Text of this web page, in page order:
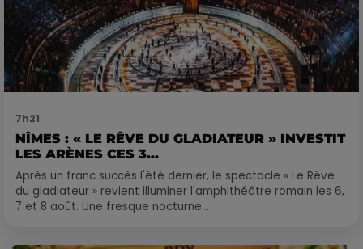
7h21
NÎMES : « LE RÊVE DU GLADIATEUR » INVESTIT
LES ARÈNES CES 3...
Après un franc succès l'été dernier, le spectacle « Le Rêve
du gladiateur » revient illuminer l'amphithéâtre romain les 6,
7 et 8 août. Une fresque nocturne...